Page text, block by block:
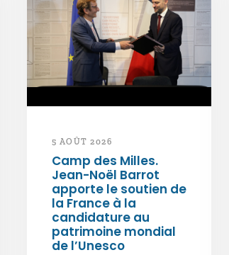
5 AOÛT 2026
Camp des Milles.
Jean-Noël Barrot
apporte le soutien de
la France à la
candidature au
patrimoine mondial
de l’Unesco